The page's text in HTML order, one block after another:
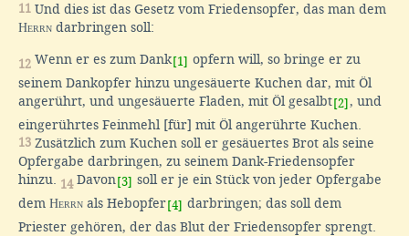
11 Und dies ist das Gesetz vom Friedensopfer, das man dem
Herrn darbringen soll:
12 Wenn er es zum Dank[1] opfern will, so bringe er zu
seinem Dankopfer hinzu ungesäuerte Kuchen dar, mit Öl
angerührt, und ungesäuerte Fladen, mit Öl gesalbt[2], und
eingerührtes Feinmehl [für] mit Öl angerührte Kuchen.
13 Zusätzlich zum Kuchen soll er gesäuertes Brot als seine
Opfergabe darbringen, zu seinem Dank-Friedensopfer
hinzu. 14 Davon [3] soll er je ein Stück von jeder Opfergabe
dem Herrn als Hebopfer[4] darbringen; das soll dem
Priester gehören, der das Blut der Friedensopfer sprengt.